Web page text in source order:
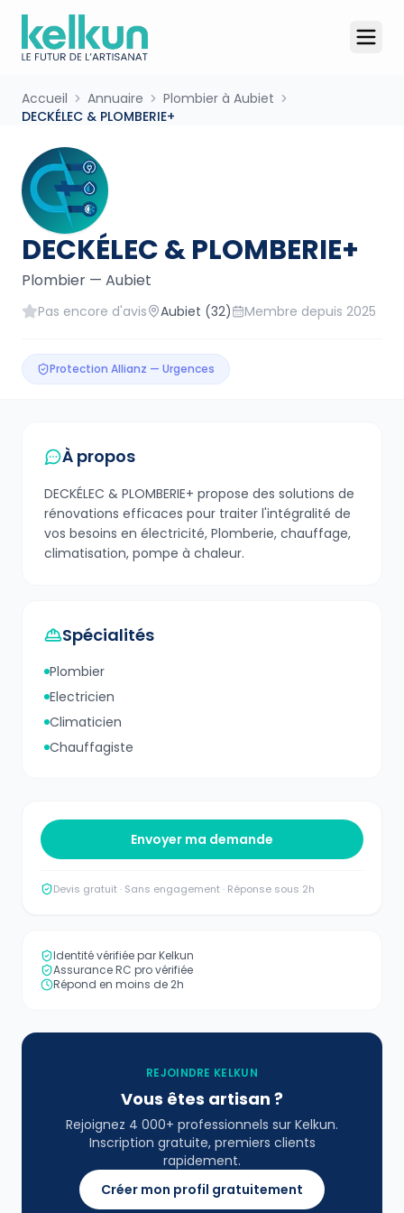
Accueil Annuaire
Plombier à Aubiet
DECKÉLEC & PLOMBERIE+
DECKÉLEC & PLOMBERIE+
Plombier — Aubiet
Pas encore d'avis Aubiet (32) Membre depuis 2025
Protection Allianz — Urgences
À propos
DECKÉLEC & PLOMBERIE+ propose des solutions de
rénovations efficaces pour traiter l'intégralité de
vos besoins en électricité, Plomberie, chauffage,
climatisation, pompe à chaleur.
Spécialités
Plombier
Electricien
Climaticien
Chauffagiste
Envoyer ma demande
Devis gratuit · Sans engagement · Réponse sous 2h
Identité vérifiée par Kelkun
Assurance RC pro vérifiée
Répond en moins de 2h
REJOINDRE KELKUN
Vous êtes artisan ?
Rejoignez 4 000+ professionnels sur Kelkun.
Inscription gratuite, premiers clients
rapidement.
Créer mon profil gratuitement